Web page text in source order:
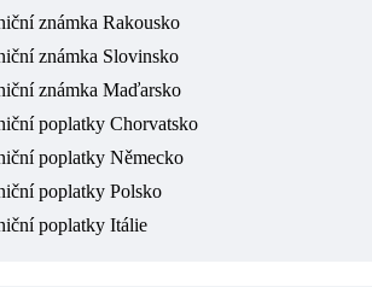
známka Rakousko
známka Slovinsko
známka Maďarsko
poplatky Chorvatsko
poplatky Německo
poplatky Polsko
poplatky Itálie